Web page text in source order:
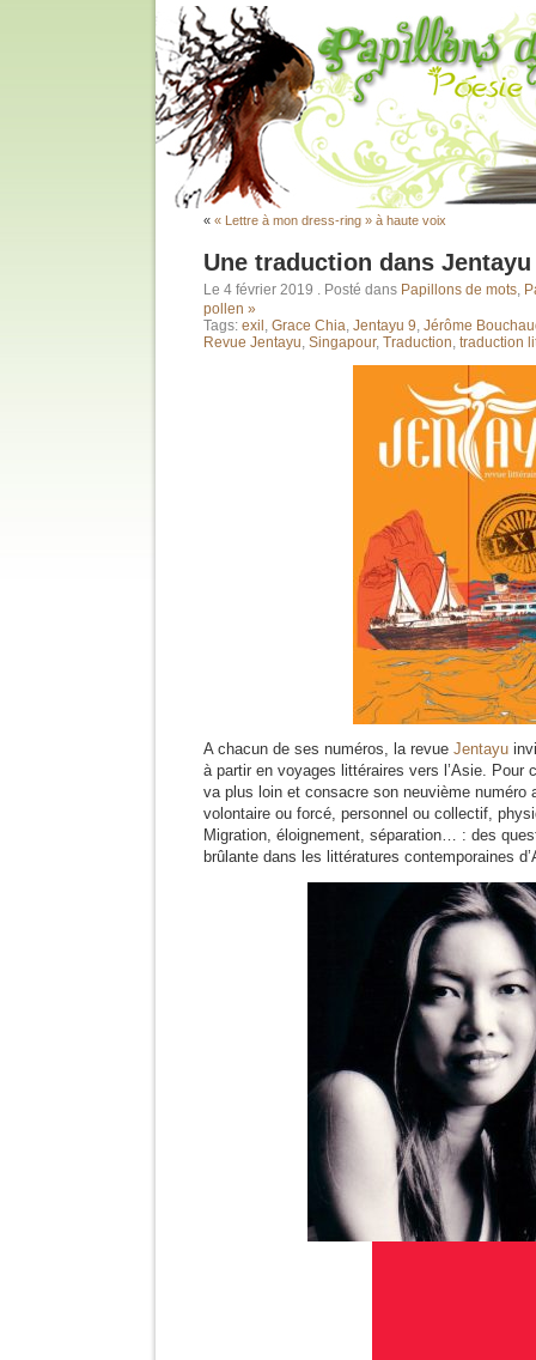
« « Lettre à mon dress-ring » à haute voix
Une traduction dans
Le 4 février 2019 . Posté dans Papillons de mots,
pollen »
Tags: exil , Grace Chia, Jentayu 9, Jérôme
Revue Jentayu, Singapour, Traduction, traduction
A chacun de ses numéros, la revue Jentayu
à partir en voyages littéraires vers l’Asie. Pour
va plus loin et consacre son neuvième numéro
volontaire ou forcé, personnel ou collectif,
Migration, éloignement, séparation… : des
brûlante dans les littératures contemporaines